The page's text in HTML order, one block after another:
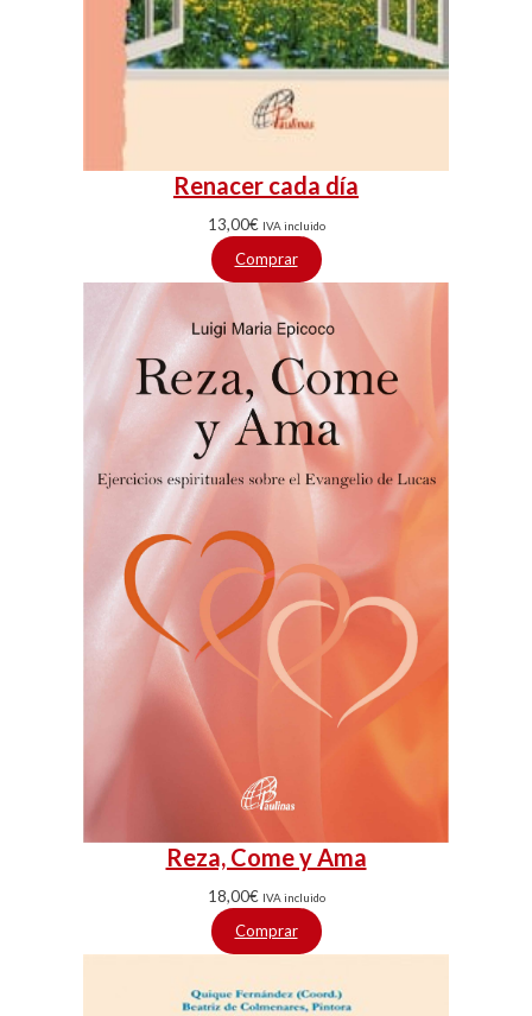
Renacer cada día
13,00€ IVA incluido
Comprar
Reza, Come y Ama
18,00€ IVA incluido
Comprar